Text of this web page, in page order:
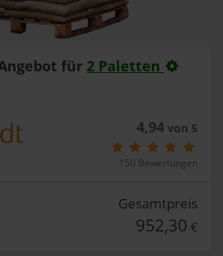
für 2 Paletten
4,94von 5
150 Bewertungen
Gesamtpreis
952,30 €